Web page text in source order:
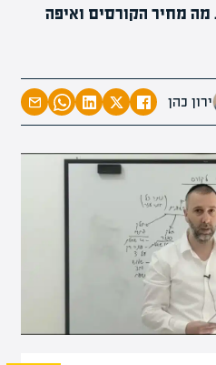
מה מחיר הקורסים ואיפה
ירון כהן